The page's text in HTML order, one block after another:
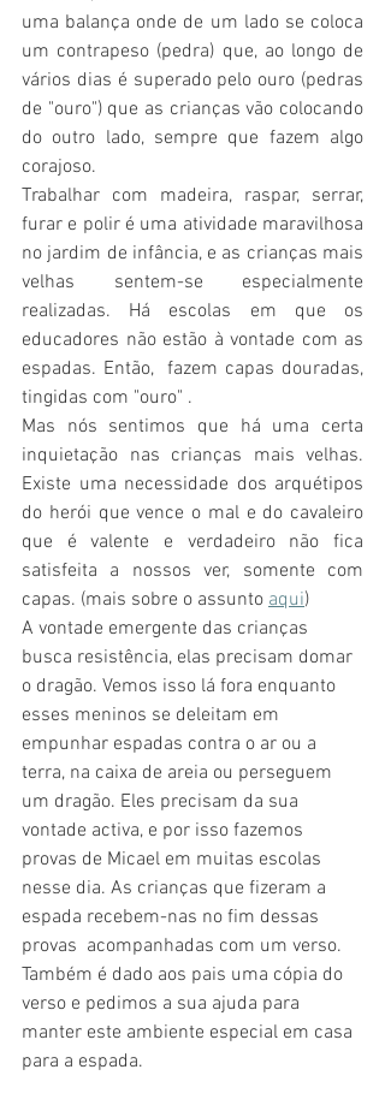
uma balança onde de um lado se coloca
um contrapeso (pedra) que, ao longo de
vários dias é superado pelo ouro (pedras
de "ouro") que as crianças vão colocando
do outro lado, sempre que fazem algo
corajoso.
Trabalhar com madeira, raspar, serrar,
furar e polir é uma atividade maravilhosa
no jardim de infância, e as crianças mais
velhas sentem-se especialmente
realizadas. Há escolas em que os
educadores não estão à vontade com as
espadas. Então,  fazem capas douradas,
tingidas com "ouro" .
Mas nós sentimos que há uma certa
inquietação nas crianças mais velhas.
Existe uma necessidade dos arquétipos
do herói que vence o mal e do cavaleiro
que é valente e verdadeiro não fica
satisfeita a nossos ver, somente com
capas. (mais sobre o assunto aqui)
A vontade emergente das crianças
busca resistência, elas precisam domar
o dragão. Vemos isso lá fora enquanto
esses meninos se deleitam em
empunhar espadas contra o ar ou a
terra, na caixa de areia ou perseguem
um dragão. Eles precisam da sua
vontade activa, e por isso fazemos
provas de Micael em muitas escolas
nesse dia. As crianças que fizeram a
espada recebem-nas no fim dessas
provas  acompanhadas com um verso.
Também é dado aos pais uma cópia do
verso e pedimos a sua ajuda para
manter este ambiente especial em casa
para a espada.